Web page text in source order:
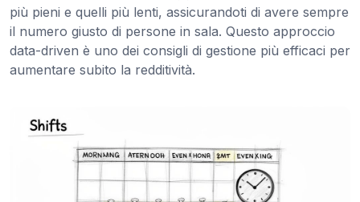
più pieni e quelli più lenti, assicurandoti di avere sempre
il numero giusto di persone in sala. Questo approccio
data-driven è uno dei consigli di gestione più efficaci per
aumentare subito la redditività.